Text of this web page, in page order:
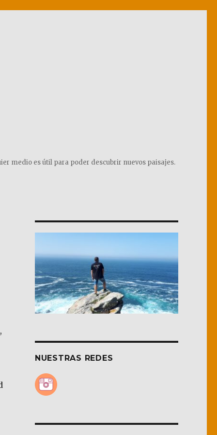
medio es útil para poder descubrir nuevos paisajes.
NUESTRAS REDES